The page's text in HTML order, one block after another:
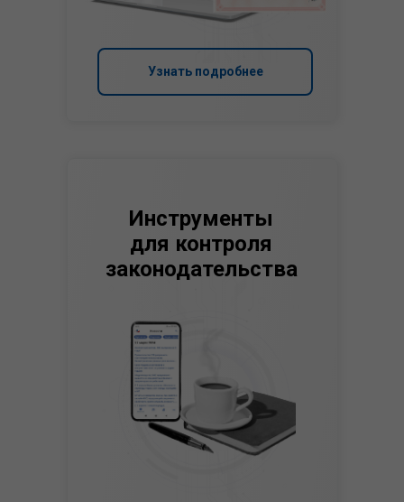
Инструменты
для контроля
законодательства
Узнать подробнее